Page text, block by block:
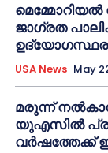
മെമ്മോറിയൽ
ജാഗ്രത
USA News May
മരുന്ന്
യുഎസിൽ
വർഷത്തേക്ക്